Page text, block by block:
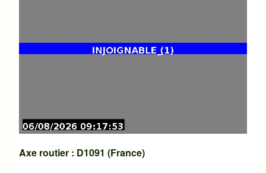
Axe routier : D1091 (France)